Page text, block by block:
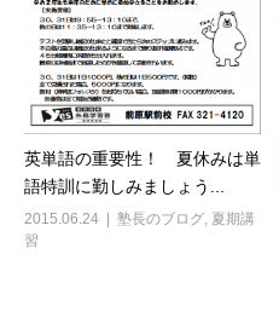
英単語の重要性！ 夏休みは単
語特訓に勤しみましょう...
2015.06.24 塾長のブログ, 夏期講
習